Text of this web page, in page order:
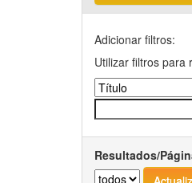
Adicionar filtros:
Utilizar filtros para
Resultados/